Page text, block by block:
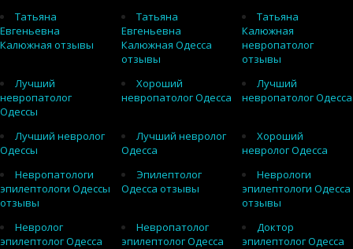
Татьяна
Евгеньевна
Калюжная отзывы
Татьяна
Евгеньевна
Калюжная Одесса
отзывы
Татьяна
Калюжная
невропатолог
отзывы
Лучший
невропатолог
Одессы
Хороший
невропатолог Одесса
Лучший
невропатолог Одесса
Лучший невролог
Одессы
Лучший невролог
Одесса
Хороший
невролог Одесса
Невропатологи
эпилептологи Одессы
отзывы
Эпилептолог
Одесса отзывы
Неврологи
эпилептологи Одесса
отзывы
Невролог
эпилептолог Одесса
Невропатолог
эпилептолог Одесса
Доктор
эпилептолог Одесса